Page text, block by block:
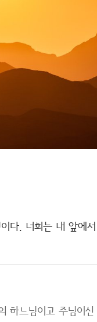
다. 너희는 내 앞에
하느님이고 주님이